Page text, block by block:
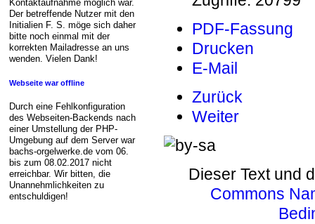
Kontaktaufnahme möglich war.
Der betreffende Nutzer mit den
Initialien F. S. möge sich daher
bitte noch einmal mit der
korrekten Mailadresse an uns
wenden. Vielen Dank!
Webseite war offline
Durch eine Fehlkonfiguration
des Webseiten-Backends nach
einer Umstellung der PHP-
Umgebung auf dem Server war
bachs-orgelwerke.de vom 06.
bis zum 08.02.2017 nicht
erreichbar. Wir bitten, die
Unannehmlichkeiten zu
entschuldigen!
PDF-Fassung
Drucken
E-Mail
Zurück
Weiter
Dieser Text und
Commons